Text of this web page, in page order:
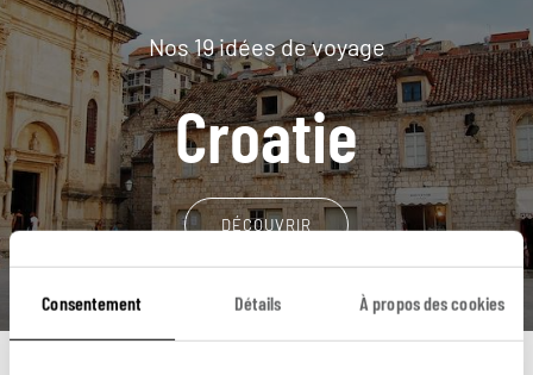
Consentement Détails À propos des cookies
Nos 19 idées de voyage
Croatie
DÉCOUVRIR